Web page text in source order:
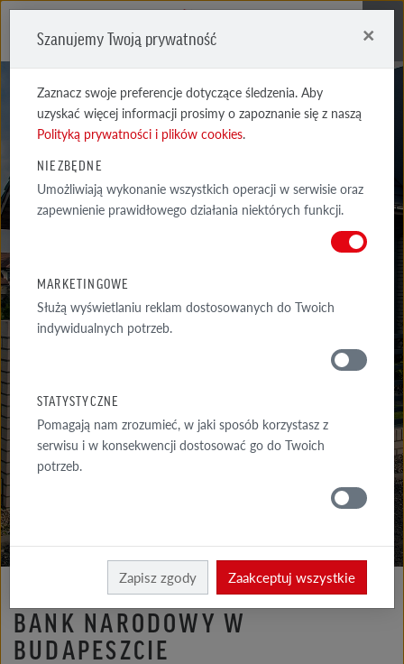
REALIZACJE
WYSELEKCJONOWANE PRZYKŁADY NAJCIEKAWSZYCH REALIZACJI
GALERIA
ELEWACJA
BANK NARODOWY W
BUDAPESZCIE
Szanujemy Twoją prywatność ×
Zaznacz swoje preferencje dotyczące śledzenia. Aby
uzyskać więcej informacji prosimy o zapoznanie się z naszą
Polityką prywatności i plików cookies.
NIEZBĘDNE
Umożliwiają wykonanie wszystkich operacji w serwisie oraz
zapewnienie prawidłowego działania niektórych funkcji.
MARKETINGOWE
Służą wyświetlaniu reklam dostosowanych do Twoich
indywidualnych potrzeb.
STATYSTYCZNE
Pomagają nam zrozumieć, w jaki sposób korzystasz z
serwisu i w konsekwencji dostosować go do Twoich
potrzeb.
Zapisz zgody Zaakceptuj wszystkie